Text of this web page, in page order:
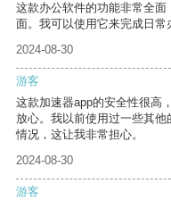
这款办公软件的功能非常全
面。我可以使用它来完成日常
2024-08-30
游客
这款加速器app的安全性很高
放心。我以前使用过一些其
情况，这让我非常担心。
2024-08-30
游客